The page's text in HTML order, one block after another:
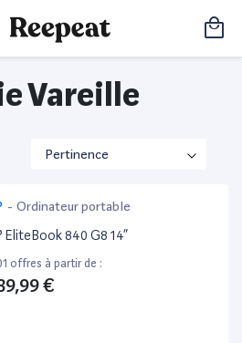
Vareille
- Ordinateur portable
EliteBook 840 G8 14”
offres à partir de :
€